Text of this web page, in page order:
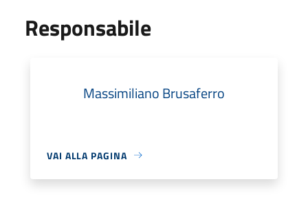
Responsabile
Massimiliano Brusaferro
VAI ALLA PAGINA